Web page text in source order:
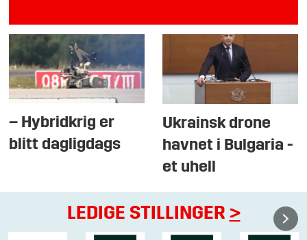
– Hybridkrig er
blitt dagligdags
Ukrainsk drone
havnet i Bulgaria -
et uhell
LEDIGE STILLINGER >